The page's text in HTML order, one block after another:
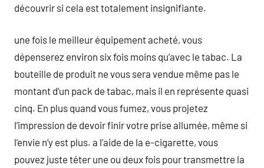
découvrir si cela est totalement insignifiante.
une fois le meilleur équipement acheté, vous
dépenserez environ six fois moins qu’avec le tabac. La
bouteille de produit ne vous sera vendue même pas le
montant d’un pack de tabac, mais il en représente quasi
cinq. En plus quand vous fumez, vous projetez
l’impression de devoir finir votre prise allumée, même si
l’envie n’y est plus. a l’aide de la e-cigarette, vous
pouvez juste téter une ou deux fois pour transmettre la